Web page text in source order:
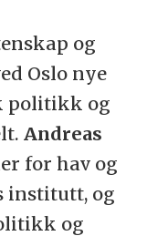
og
Oslo nye
politikk og
Andreas
for hav og
institutt, og
og